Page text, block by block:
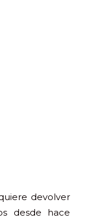
devolver
desde hace